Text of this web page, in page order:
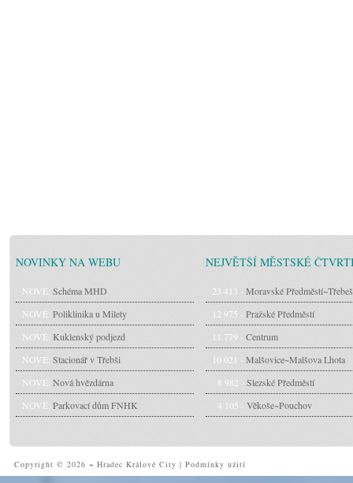
NOVINKY NA WEBU
NOVÉ: Schéma MHD
NOVÉ: Poliklinika u Milety
NOVÉ: Kuklenský podjezd
NOVÉ: Stacionář v Třebši
NOVÉ: Nová hvězdárna
NOVÉ: Parkovací dům FNHK
NEJVĚTŠÍ MĚSTSKÉ
23 413 - Moravské Předměstí~Třebeš
12 975 - Pražské Předměstí
11 779 - Centrum
10 021 - Malšovice~Malšova Lhota
8 982 - Slezské Předměstí
4 105 - Věkoše~Pouchov
Copyright © 2026 ~ Hradec Králové City | Podmínky užití